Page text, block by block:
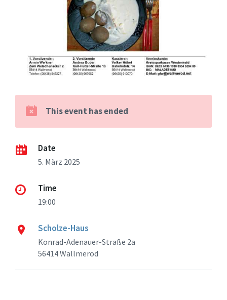
This event has ended
Date
5. März 2025
Time
19:00
Scholze-Haus
Konrad-Adenauer-Straße 2a
56414 Wallmerod